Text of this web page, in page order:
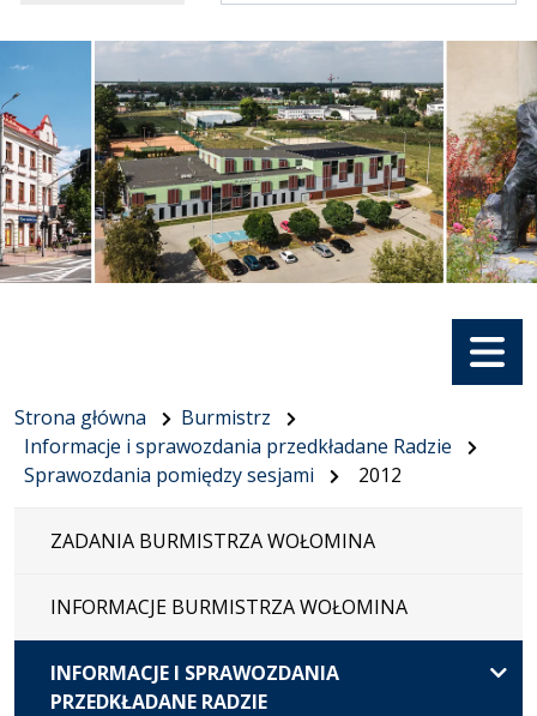
ciemną
Menu
Strona główna
Burmistrz
Informacje i sprawozdania przedkładane Radzie
Sprawozdania pomiędzy sesjami
2012
ZADANIA BURMISTRZA WOŁOMINA
INFORMACJE BURMISTRZA WOŁOMINA
INFORMACJE I SPRAWOZDANIA
PRZEDKŁADANE RADZIE